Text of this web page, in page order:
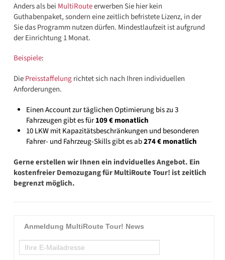
Anders als bei MultiRouteerwerben Sie hier kein
Guthabenpaket, sondern eine zeitlich befristete Lizenz, in der
Sie das Programm nutzen dürfen. Mindestlaufzeit ist aufgrund
der Einrichtung 1 Monat.
Beispiele:
DiePreisstaffelungrichtet sich nach Ihren individuellen
Anforderungen.
Einen Account zur täglichen Optimierung bis zu 3
Fahrzeugen gibt es für109 € monatlich
10 LKW mit Kapazitätsbeschränkungen und besonderen
Fahrer- und Fahrzeug-Skills gibt es ab274 € monatlich
Gerne erstellen wir Ihnen ein indviduelles Angebot. Ein
kostenfreier Demozugang für MultiRoute Tour! ist zeitlich
begrenzt möglich.
Anmeldung MultiRoute Tour! News